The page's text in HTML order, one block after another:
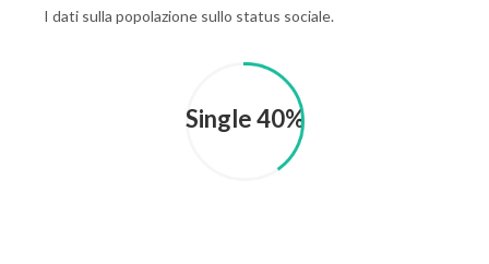
I dati sulla popolazione sullo status sociale.
Single 40%